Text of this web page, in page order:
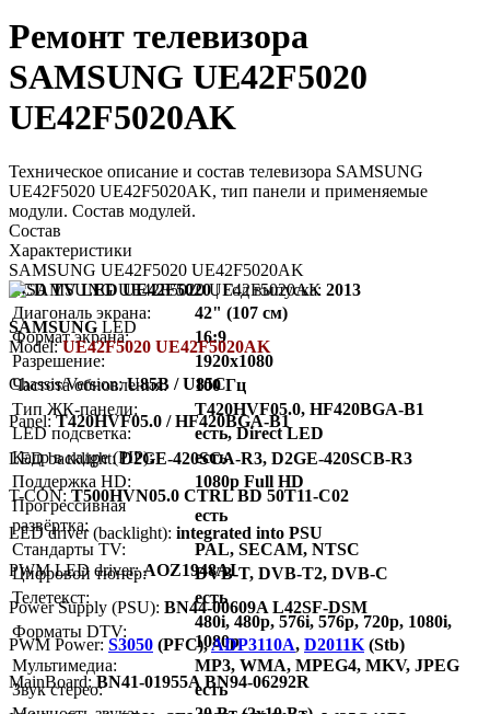
Ремонт телевизора
SAMSUNG UE42F5020
UE42F5020AK
Техническое описание и состав телевизора SAMSUNG
UE42F5020 UE42F5020AK, тип панели и применяемые
модули. Состав модулей.
Состав
Характеристики
SAMSUNG UE42F5020 UE42F5020AK
LCD TV LED UE42F5020| Год выпуска: 2013
Диагональ экрана:
42" (107 см)
Формат экрана:
16:9
Разрешение:
1920x1080
Частота обновления:
100 Гц
Тип ЖК-панели:
T420HVF05.0, HF420BGA-B1
LED подсветка:
есть, Direct LED
Кадр в кадре (PIP):
есть
Поддержка HD:
1080p Full HD
Прогрессивная
развёртка:
есть
Стандарты TV:
PAL, SECAM, NTSC
Цифровой тюнер:
DVB-T, DVB-T2, DVB-C
Телетекст:
есть
Форматы DTV:
480i, 480p, 576i, 576p, 720p, 1080i,
1080p
Мультимедиа:
MP3, WMA, MPEG4, MKV, JPEG
Звук стерео:
есть
SAMSUNG LED
Model:UE42F5020 UE42F5020AK
Chassis/Version:U85B / U85C
Panel:T420HVF05.0 / HF420BGA-B1
LED backlight:D2GE-420SCA-R3, D2GE-420SCB-R3
T-CON: T500HVN05.0 CTRL BD 50T11-C02
LED driver (backlight): integrated into PSU
PWM LED driver:AOZ1948AI
Power Supply (PSU): BN44-00609A L42SF-DSM
PWM Power: S3050 (PFC),ADP3110A, D2011K (Stb)
MainBoard: BN41-01955A BN94-06292R